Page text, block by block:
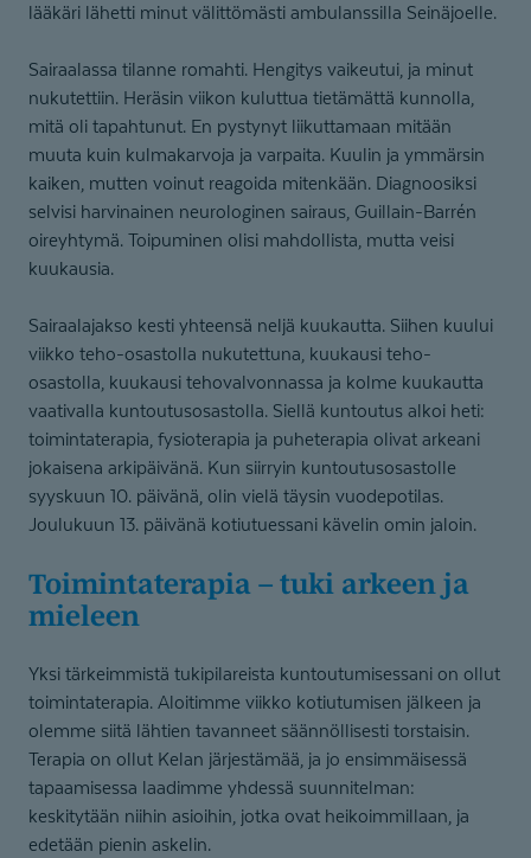
lääkäri lähetti minut välittömästi ambulanssilla Seinäjoelle.
Sairaalassa tilanne romahti. Hengitys vaikeutui, ja minut
nukutettiin. Heräsin viikon kuluttua tietämättä kunnolla,
mitä oli tapahtunut. En pystynyt liikuttamaan mitään
muuta kuin kulmakarvoja ja varpaita. Kuulin ja ymmärsin
kaiken, mutten voinut reagoida mitenkään. Diagnoosiksi
selvisi harvinainen neurologinen sairaus, Guillain-Barrén
oireyhtymä. Toipuminen olisi mahdollista, mutta veisi
kuukausia.
Sairaalajakso kesti yhteensä neljä kuukautta. Siihen kuului
viikko teho-osastolla nukutettuna, kuukausi teho-
osastolla, kuukausi tehovalvonnassa ja kolme kuukautta
vaativalla kuntoutusosastolla. Siellä kuntoutus alkoi heti:
toimintaterapia, fysioterapia ja puheterapia olivat arkeani
jokaisena arkipäivänä. Kun siirryin kuntoutusosastolle
syyskuun 10. päivänä, olin vielä täysin vuodepotilas.
Joulukuun 13. päivänä kotiutuessani kävelin omin jaloin.
Toimintaterapia – tuki arkeen ja
mieleen
Yksi tärkeimmistä tukipilareista kuntoutumisessani on ollut
toimintaterapia. Aloitimme viikko kotiutumisen jälkeen ja
olemme siitä lähtien tavanneet säännöllisesti torstaisin.
Terapia on ollut Kelan järjestämää, ja jo ensimmäisessä
tapaamisessa laadimme yhdessä suunnitelman:
keskitytään niihin asioihin, jotka ovat heikoimmillaan, ja
edetään pienin askelin.